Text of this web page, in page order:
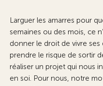
Larguer les amarres pour
semaines ou des mois, ce
donner le droit de vivre ses
prendre le risque de sortir
réaliser un projet qui nous
en soi. Pour nous, notre